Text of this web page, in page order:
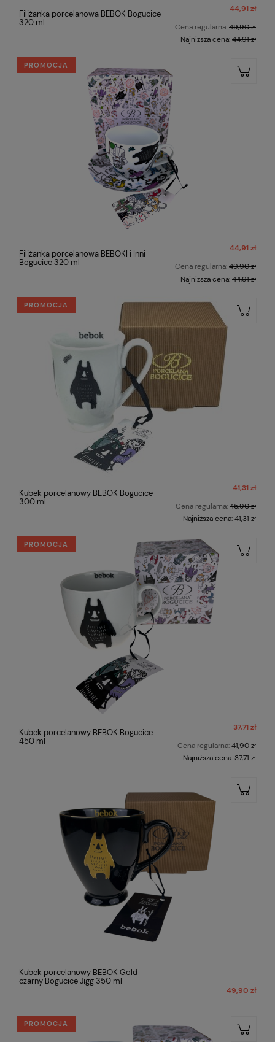
Filiżanka porcelanowa BEBOK Bogucice
320 ml
44,91 zł
Cena regularna:49,90 zł
Najniższa cena:44,91 zł
Filiżanka porcelanowa BEBOKI i Inni
Bogucice 320 ml
44,91 zł
Cena regularna:49,90 zł
Najniższa cena:44,91 zł
PROMOCJA
Kubek porcelanowy BEBOK Bogucice
300 ml
41,31 zł
Cena regularna:45,90 zł
Najniższa cena:41,31 zł
PROMOCJA
Kubek porcelanowy BEBOK Bogucice
450 ml
37,71 zł
Cena regularna:41,90 zł
Najniższa cena:37,71 zł
PROMOCJA
Kubek porcelanowy BEBOK Gold
czarny Bogucice Jigg 350 ml
49,90 zł
PROMOCJA